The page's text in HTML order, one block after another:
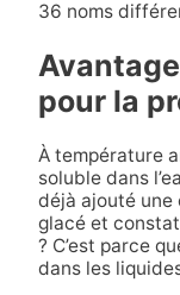
36 noms
pour la
À température
soluble dans
déjà ajouté
glacé et
? C’est parce
dans les